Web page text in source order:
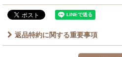
返品特約に関する重要事項